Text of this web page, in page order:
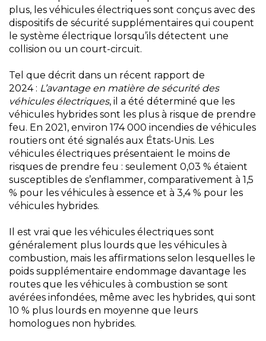
plus, les véhicules électriques sont conçus avec des
dispositifs de sécurité supplémentaires qui coupent
le système électrique lorsqu’ils détectent une
collision ou un court-circuit.
Tel que décrit dans un récent rapport de
2024 : L’avantage en matière de sécurité des
véhicules électriques, il a été déterminé que les
véhicules hybrides sont les plus à risque de prendre
feu. En 2021, environ 174 000 incendies de véhicules
routiers ont été signalés aux États-Unis. Les
véhicules électriques présentaient le moins de
risques de prendre feu : seulement 0,03 % étaient
susceptibles de s’enflammer, comparativement à 1,5
% pour les véhicules à essence et à 3,4 % pour les
véhicules hybrides.
Il est vrai que les véhicules électriques sont
généralement plus lourds que les véhicules à
combustion, mais les affirmations selon lesquelles le
poids supplémentaire endommage davantage les
routes que les véhicules à combustion se sont
avérées infondées, même avec les hybrides, qui sont
10 % plus lourds en moyenne que leurs
homologues non hybrides.